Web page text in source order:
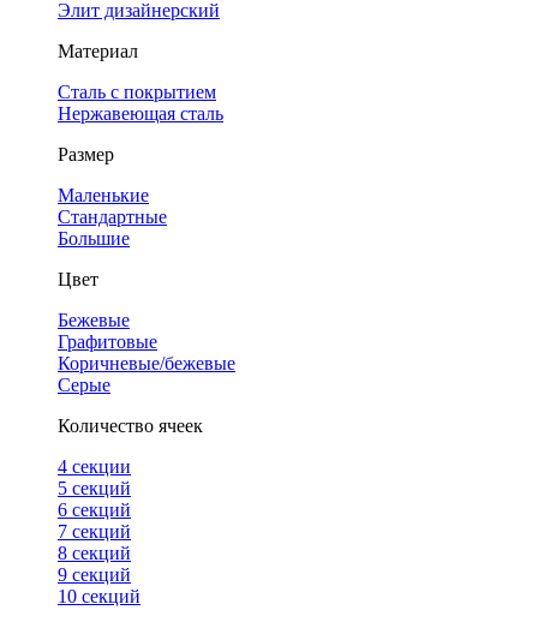
Элит дизайнерский
Материал
Сталь с покрытием
Нержавеющая сталь
Размер
Маленькие
Стандартные
Большие
Цвет
Бежевые
Графитовые
Коричневые/бежевые
Серые
Количество ячеек
4 cекции
5 секций
6 секций
7 секций
8 секций
9 секций
10 секций